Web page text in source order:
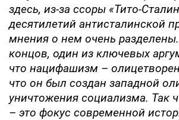
здесь, из-за ссоры «Тито-
десятилетий антисталинской
мнения о нем очень
концов, один из ключевых
что нацифашизм –
что он был создан западной
уничтожения социализма. Так
– это фокус современной